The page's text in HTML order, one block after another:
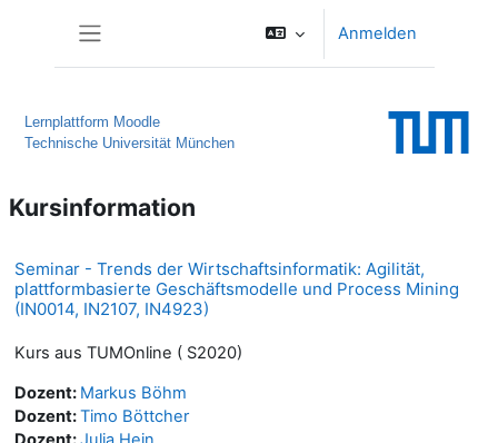
Anmelden
Lernplattform Moodle
Technische Universität München
Kursinformation
Seminar - Trends der Wirtschaftsinformatik: Agilität,
plattformbasierte Geschäftsmodelle und Process Mining
(IN0014, IN2107, IN4923)
Kurs aus TUMOnline ( S2020)
Dozent: Markus Böhm
Dozent:Timo Böttcher